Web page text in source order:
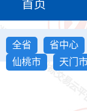
首页
全省 省中心
仙桃市
天门